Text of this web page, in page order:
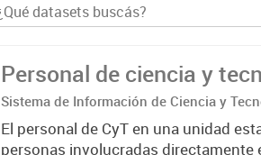
Personal de ciencia y
Sistema de Información de Ciencia y
El personal de CyT en una unidad
personas involucradas directamente